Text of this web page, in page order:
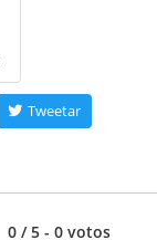
Tweetar
0 / 5 - 0 votos